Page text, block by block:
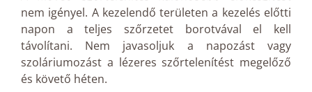
nem igényel. A kezelendő területen a kezelés előtti
napon a teljes szőrzetet borotvával el kell
távolítani. Nem javasoljuk a napozást vagy
szoláriumozást a lézeres szőrtelenítést megelőző
és követő héten.